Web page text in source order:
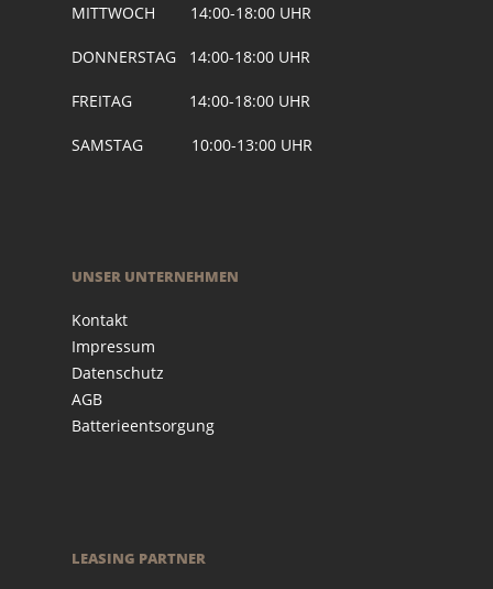
MITTWOCH 14:00-18:00 UHR
DONNERSTAG 14:00-18:00 UHR
FREITAG 14:00-18:00 UHR
SAMSTAG 10:00-13:00 UHR
UNSER UNTERNEHMEN
Kontakt
Impressum
Datenschutz
AGB
Batterieentsorgung
LEASING PARTNER